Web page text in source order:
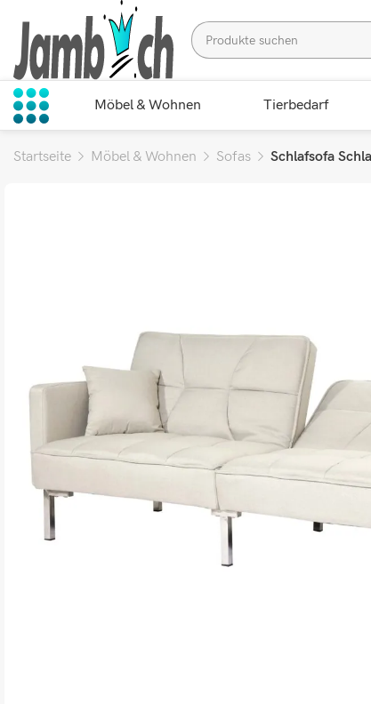
Möbel & Wohnen Tierbedarf
Startseite Möbel & Wohnen Sofas Schlafsofa